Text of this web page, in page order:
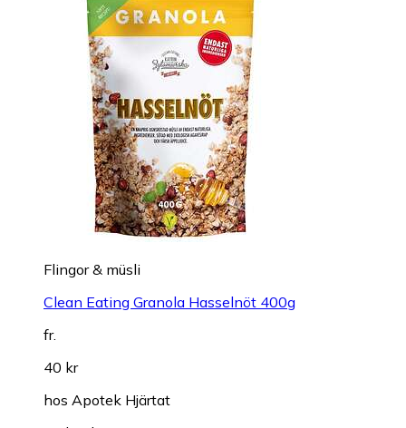
Flingor & müsli
Clean Eating Granola Hasselnöt 400g
fr.
40 kr
hos Apotek Hjärtat